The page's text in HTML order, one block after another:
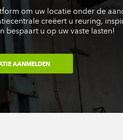
om uw locatie onder de
creëert u reuring,
bespaart u op uw vaste lasten!
AANMELDEN